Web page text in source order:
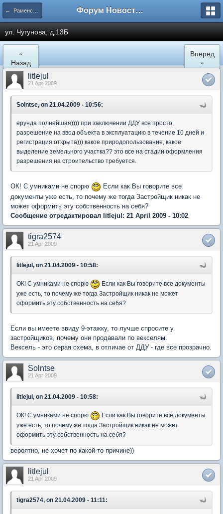
← Раменское Форум Новостройки
ул. Чугунова, д.13Б
«
Назад
Вперед
»
litlejul
21 Apr 2009
Solntse, on 21.04.2009 - 10:56:
ерунда полнейшая)))) при заключении ДДУ все просто,
разрешение на ввод объекта в эксплуатацию в течение 10 дней и
регистрация открыта))) какое природопользование, какое
выделение земельного участка?? это все на стадии оформления
разрешения на строительство требуется.
ОК! С умниками не спорю
Если как Вы говорите все
документы уже есть, то почему же тогда Застройщик никак не
может оформить эту собственность на себя?
Сообщение отредактировал litlejul: 21 April 2009 - 10:02
tigra2574
21 Apr 2009
litlejul, on 21.04.2009 - 10:58:
ОК! С умниками не спорю
Если как Вы говорите все документы
уже есть, то почему же тогда Застройщик никак не может
оформить эту собственность на себя?
Если вы имеете ввиду 9-этажку, то лучше спросите у
застройщиков, почему они продавали по векселям.
Вексель - это серая схема, в отличае от ДДУ - где все прозрачно.
Solntse
21 Apr 2009
litlejul, on 21.04.2009 - 10:58:
ОК! С умниками не спорю
Если как Вы говорите все документы
уже есть, то почему же тогда Застройщик никак не может
оформить эту собственность на себя?
вероятно, не хочет по какой-то причине))
litlejul
21 Apr 2009
tigra2574, on 21.04.2009 - 11:11: